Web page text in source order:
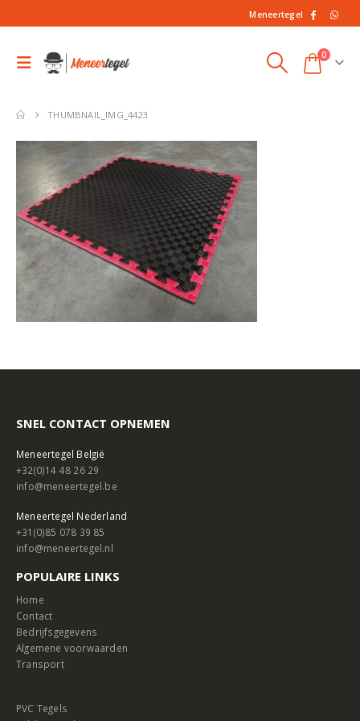
Meneertegel
0
THUMBNAIL_IMG_4423
SNEL CONTACT OPNEMEN
Meneertegel België
+32(0)14 48 26 29
info@meneertegel.be
Meneertegel Nederland
+31(0)85 078 39 85
info@meneertegel.nl
POPULAIRE LINKS
Home
Contact
Bedrijfsgegevens
Algemene voorwaarden
Transport
PVC Tegels